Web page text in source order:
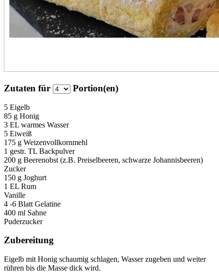
Zutaten für Portion(en)
5 Eigelb
85 g Honig
3 EL warmes Wasser
5 Eiweiß
175 g Weizenvollkornmehl
1 gestr. TL Backpulver
200 g Beerenobst (z.B. Preiselbeeren, schwarze Johannisbeeren)
Zucker
150 g Joghurt
1 EL Rum
Vanille
4 -6 Blatt Gelatine
400 ml Sahne
Puderzucker
Zubereitung
Eigelb mit Honig schaumig schlagen, Wasser zugeben und weiter
rühren bis die Masse dick wird.